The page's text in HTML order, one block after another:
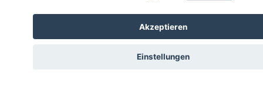
Akzeptieren
Einstellungen